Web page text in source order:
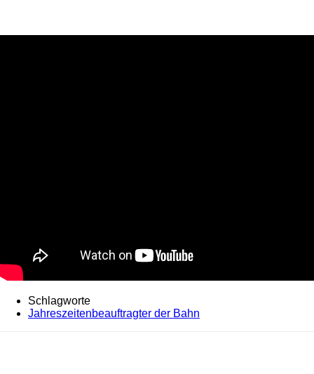
Schlagworte
Jahreszeitenbeauftragter der Bahn